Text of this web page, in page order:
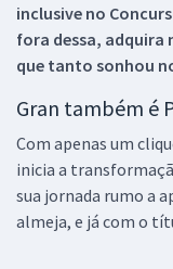
inclusive no
fora dessa, adquira
que tanto sonhou
Gran também é
Com apenas um
inicia a
sua jornada rumo a
almeja, e já com o